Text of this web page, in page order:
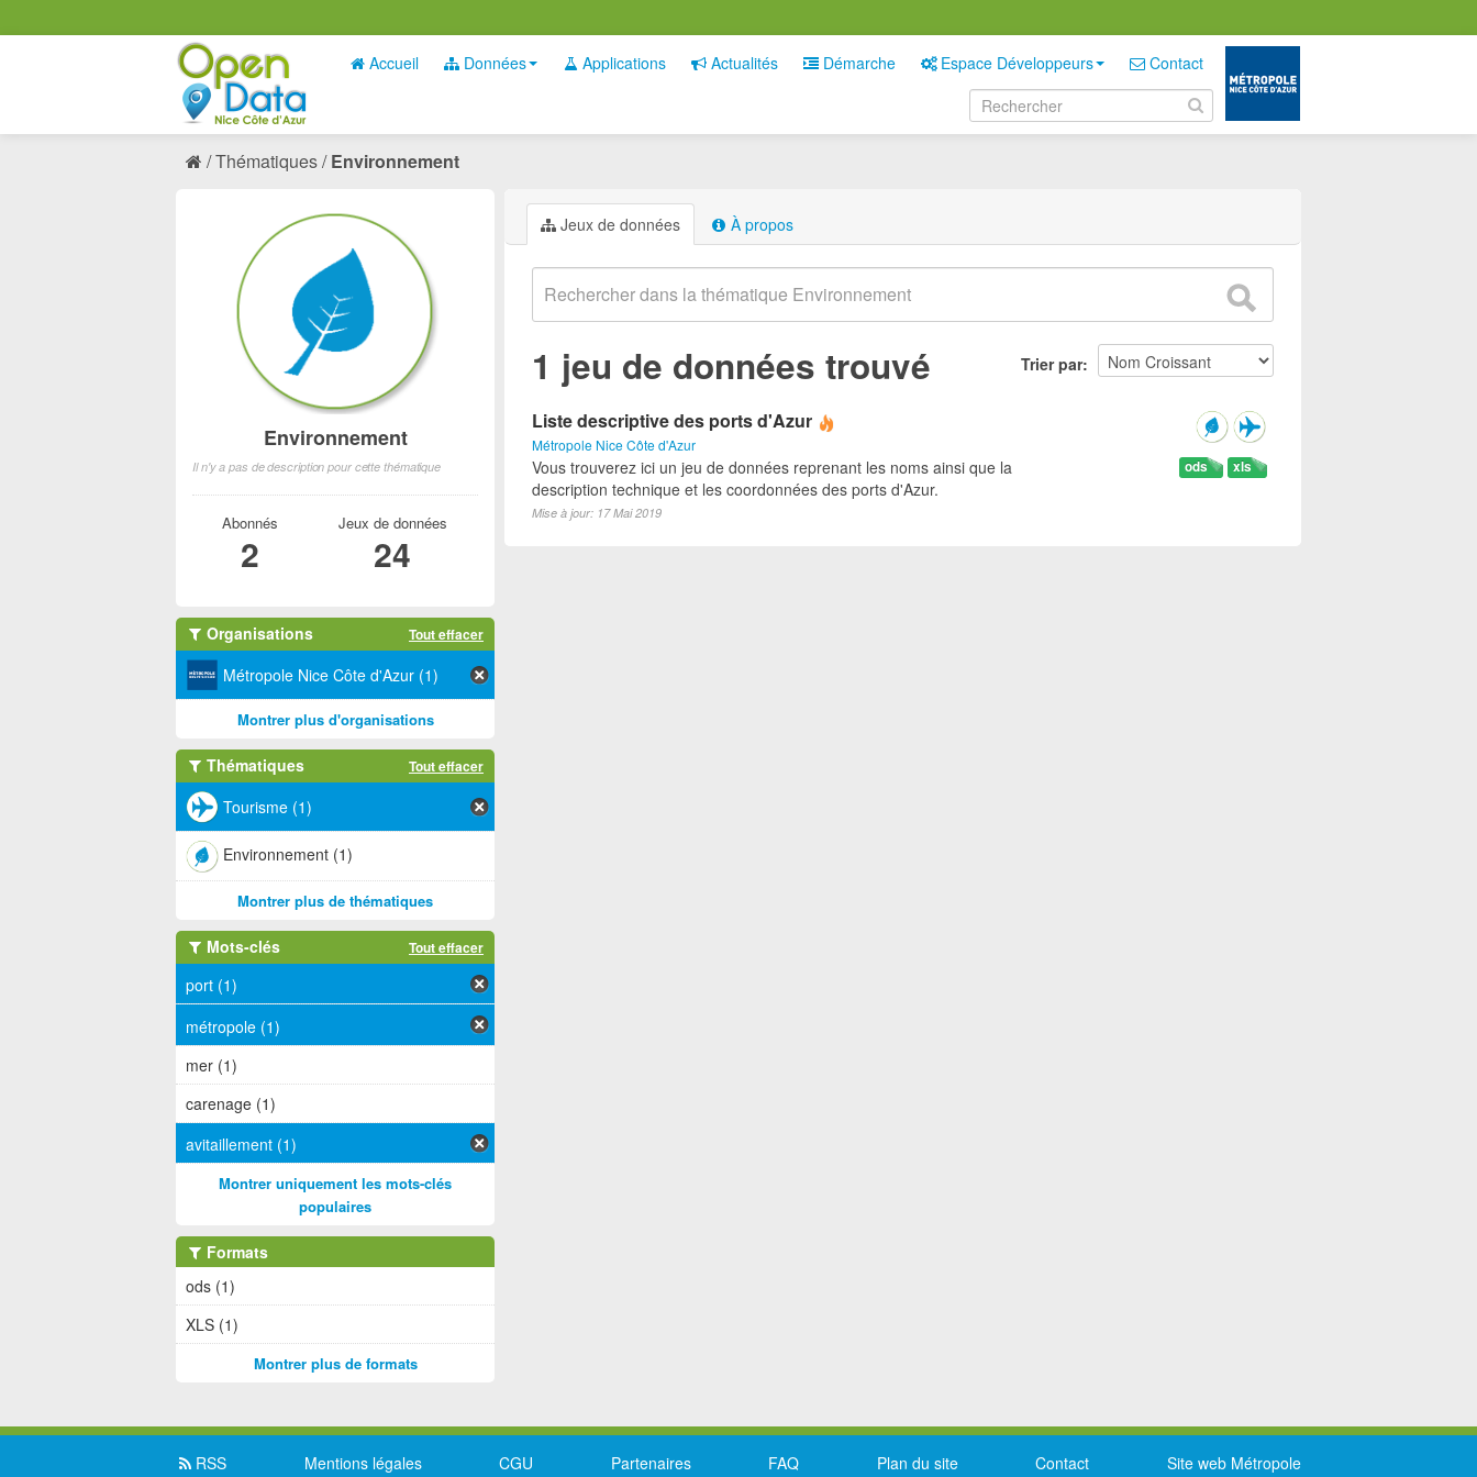
Accueil Données Applications Actualités Démarche Espace Développeurs Contact
Thématiques Environnement
Jeux de données À propos
Trier par
1 jeu de données trouvé
Liste descriptive des ports d'Azur
Métropole Nice Côte d'Azur
xls
ods
Vous trouverez ici un jeu de données reprenant les noms ainsi que la
description technique et les coordonnées des ports d'Azur.
Mise à jour: 17 Mai 2019
Environnement
Il n'y a pas de description pour cette thématique
Abonnés
2
Jeux de données
24
Organisations Tout effacer
Métropole Nice Côte d'Azur (1)
Montrer plus d'organisations
Thématiques Tout effacer
Tourisme (1)
Environnement (1)
Montrer plus de thématiques
Mots-clés Tout effacer
port (1)
métropole (1)
mer (1)
carenage (1)
avitaillement (1)
Montrer uniquement les mots-clés
populaires
Formats
ods (1)
XLS (1)
Montrer plus de formats
RSS Mentions légales CGU Partenaires FAQ Plan du site Contact Site web Métropole